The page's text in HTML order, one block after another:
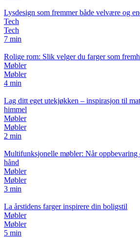
Lysdesign som fremmer både velvære og
Tech
Tech
7 min
Rolige rom: Slik velger du farger som
Møbler
Møbler
4 min
Lag ditt eget utekjøkken – inspirasjon til
himmel
Møbler
Møbler
2 min
Multifunksjonelle møbler: Når oppbevaring
hånd
Møbler
Møbler
3 min
La årstidens farger inspirere din boligstil
Møbler
Møbler
5 min